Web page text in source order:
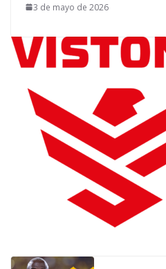
3 de mayo de 2026